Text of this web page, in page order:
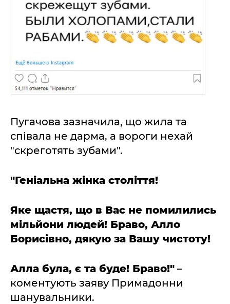
Пугачова зазначила, що жила та
співала не дарма, а вороги нехай
"скреготять зубами".
"Геніальна жінка століття!
Яке щастя, що в Вас не помилились
мільйони людей! Браво, Алло
Борисівно, дякую за Вашу чистоту!
Алла була, є та буде! Браво!" –
коментують заяву Примадонни
шанувальники.